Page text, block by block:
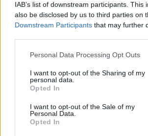
IAB’s list of downstream participants. This
also be disclosed by us to third parties on
Downstream Participants that may further
Personal Data Processing Opt Outs
I want to opt-out of the Sharing of my
personal data.
Opted In
I want to opt-out of the Sale of my
Personal Data.
Opted In